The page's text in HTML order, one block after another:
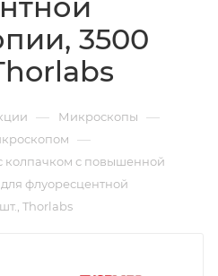
3500
— Микроскопы —
—
колпачком с повышенной
флуоресцентной
Thorlabs